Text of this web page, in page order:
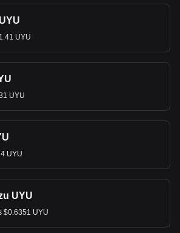
UYU
UYU
UYU
UYU
$0.6351 UYU